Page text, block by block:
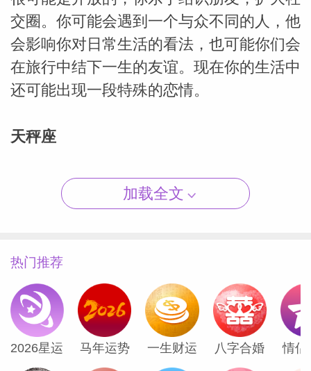
交圈。你可能会遇到一个与众不同的人，他
会影响你对日常生活的看法，也可能你们会
在旅行中结下一生的友谊。现在你的生活中
还可能出现一段特殊的恋情。
天秤座
你看到了一个共同的风险投资项目或商业想
法如何能让你的财务状况好转。天王星是代
财务宫内运行，让你看到了之前可能从未想
过的机会。引入合作伙伴或团队合作可能是
你现在的出路，因为你会乐于分享你的想法
并改变他人的生活。
天蝎座
加载全文
热门推荐
2026星运 马年运势 一生财运 八字合婚 情侣